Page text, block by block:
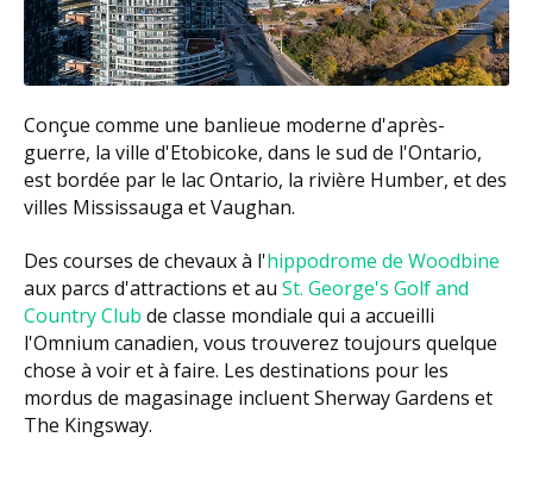
Conçue comme une banlieue moderne d'après-
guerre, la ville d'Etobicoke, dans le sud de l'Ontario,
est bordée par le lac Ontario, la rivière Humber, et des
villes Mississauga et Vaughan.
Des courses de chevaux à l'hippodrome de Woodbine
aux parcs d'attractions et au St. George's Golf and
Country Club de classe mondiale qui a accueilli
l'Omnium canadien, vous trouverez toujours quelque
chose à voir et à faire. Les destinations pour les
mordus de magasinage incluent Sherway Gardens et
The Kingsway.